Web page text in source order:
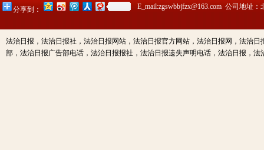
E_mail:zgswbbjfzx@163.com 公司地址
分享到：
法治日报，法治日报社，法治日报网站，法治日报官方网站，法治日报网，法治
部，法治日报广告部电话，法治日报报社，法治日报遗失声明电话，法治日报，法